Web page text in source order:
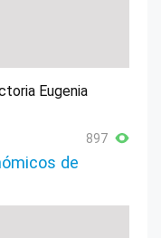
Eugenia
897
de